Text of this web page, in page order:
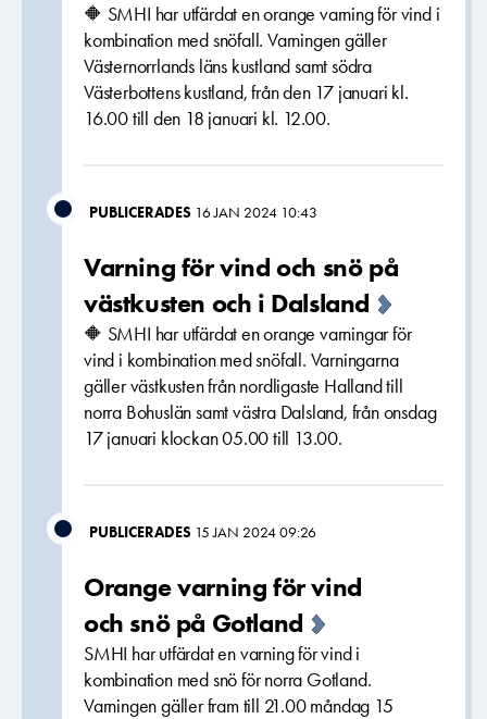
🔶 SMHI har utfärdat en orange varning för vind i
kombination med snöfall. Varningen gäller
Västernorrlands läns kustland samt södra
Västerbottens kustland, från den 17 januari kl.
16.00 till den 18 januari kl. 12.00.
PUBLICERADES 16 JAN 2024 10:43
Varning för vind och snö på
västkusten och i Dalsland
🔶 SMHI har utfärdat en orange varningar för
vind i kombination med snöfall. Varningarna
gäller västkusten från nordligaste Halland till
norra Bohuslän samt västra Dalsland, från onsdag
17 januari klockan 05.00 till 13.00.
PUBLICERADES 15 JAN 2024 09:26
Orange varning för vind
och snö på Gotland
SMHI har utfärdat en varning för vind i
kombination med snö för norra Gotland.
Varningen gäller fram till 21.00 måndag 15